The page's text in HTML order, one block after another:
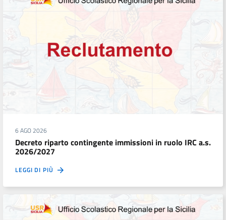
6 AGO 2026
Decreto riparto contingente immissioni in ruolo IRC a.s.
2026/2027
LEGGI DI PIÙ